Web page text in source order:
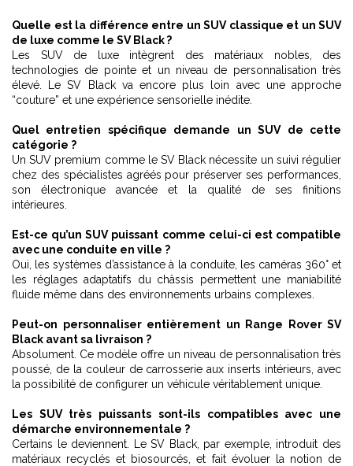
Quelle est la différence entre un SUV classique et un SUV
de luxe comme le SV Black ?
Les SUV de luxe intègrent des matériaux nobles, des
technologies de pointe et un niveau de personnalisation très
élevé. Le SV Black va encore plus loin avec une approche
“couture” et une expérience sensorielle inédite.
Quel entretien spécifique demande un SUV de cette
catégorie ?
Un SUV premium comme le SV Black nécessite un suivi régulier
chez des spécialistes agréés pour préserver ses performances,
son électronique avancée et la qualité de ses finitions
intérieures.
Est-ce qu’un SUV puissant comme celui-ci est compatible
avec une conduite en ville ?
Oui, les systèmes d’assistance à la conduite, les caméras 360° et
les réglages adaptatifs du châssis permettent une maniabilité
fluide même dans des environnements urbains complexes.
Peut-on personnaliser entièrement un Range Rover SV
Black avant sa livraison ?
Absolument. Ce modèle offre un niveau de personnalisation très
poussé, de la couleur de carrosserie aux inserts intérieurs, avec
la possibilité de configurer un véhicule véritablement unique.
Les SUV très puissants sont-ils compatibles avec une
démarche environnementale ?
Certains le deviennent. Le SV Black, par exemple, introduit des
matériaux recyclés et biosourcés, et fait évoluer la notion de